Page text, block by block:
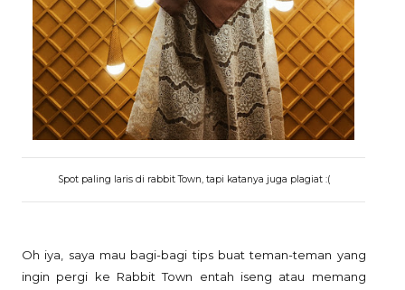
Spot paling laris di rabbit Town, tapi katanya juga plagiat :(
Oh iya, saya mau bagi-bagi tips buat teman-teman yang
ingin pergi ke Rabbit Town entah iseng atau memang